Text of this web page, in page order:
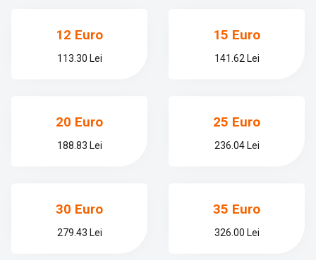
12 Euro
113.30 Lei
15 Euro
141.62 Lei
20 Euro
188.83 Lei
25 Euro
236.04 Lei
30 Euro
279.43 Lei
35 Euro
326.00 Lei